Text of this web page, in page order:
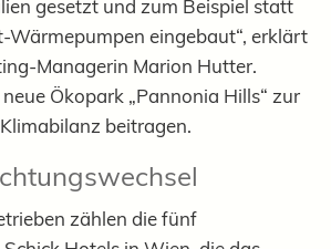
gesetzt und zum Beispiel statt
Wärmepumpen eingebaut“, erklärt
Managerin Marion Hutter.
Ökopark „Pannonia Hills“ zur
beitragen.
zählen die fünf